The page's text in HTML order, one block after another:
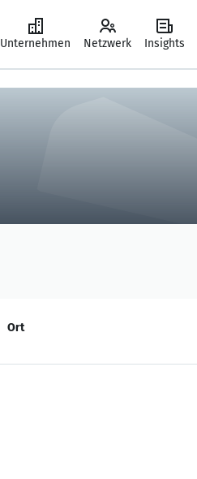
Unternehmen Netzwerk Insights
Ort